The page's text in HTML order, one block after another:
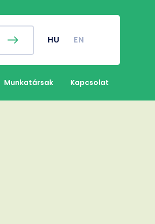
HU EN
Munkatársak Kapcsolat
Koronavírus